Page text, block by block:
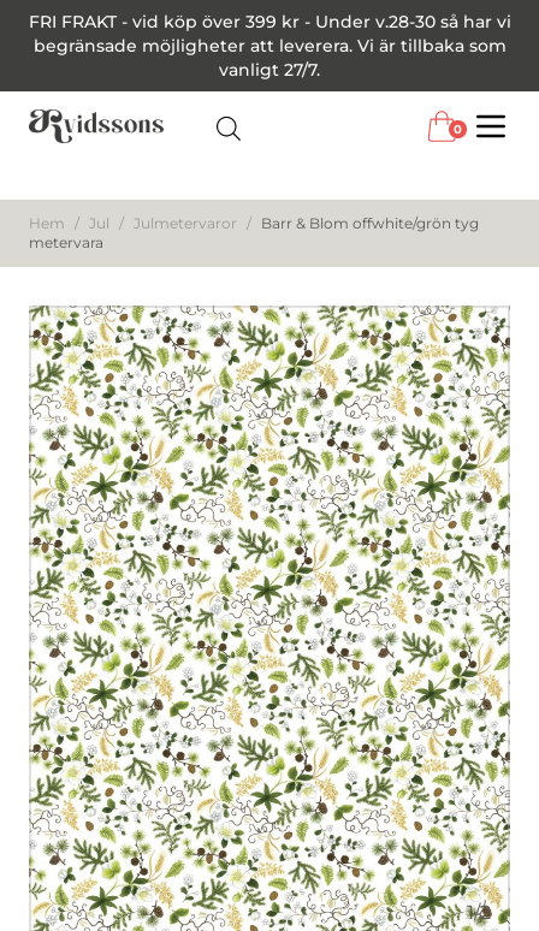
FRI FRAKT - vid köp över 399 kr - Under v.28-30 så har vi
begränsade möjligheter att leverera. Vi är tillbaka som
vanligt 27/7.
0
Hem / Jul / Julmetervaror / Barr & Blom offwhite/grön tyg
metervara
1/2